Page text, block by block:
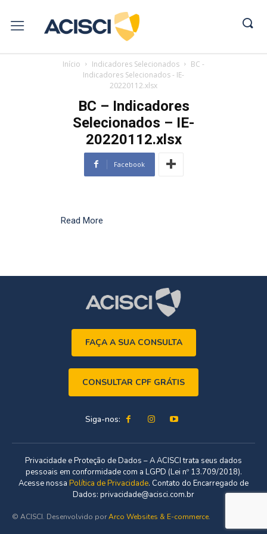
Início Indicadores Selecionados
BC -
Indicadores Selecionados - IE-
20220112.xlsx
BC – Indicadores
Selecionados – IE-
20220112.xlsx
Facebook
Read More
FAÇA A SUA CONSULTA
CONSULTAR CPF GRÁTIS
Siga-nos:
Privacidade e Proteção de Dados – A ACISCI trata seus dados
pessoais em conformidade com a LGPD (Lei nº 13.709/2018).
Acesse nossa Política de Privacidade. Contato do Encarregado de
Dados: privacidade@acisci.com.br
© ACISCI. Desenvolvido porArco Websites & E-commerce.